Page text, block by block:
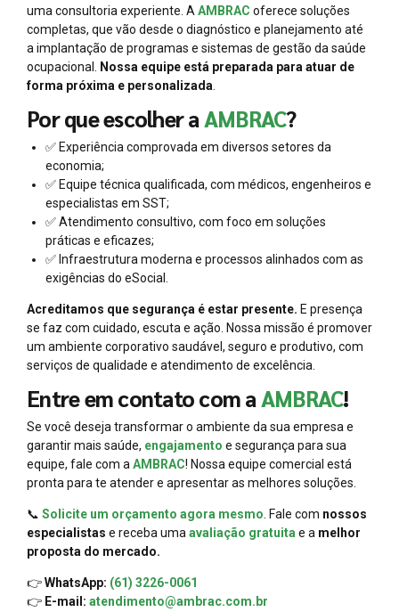
uma consultoria experiente. A AMBRAC oferece soluções
completas, que vão desde o diagnóstico e planejamento até
a implantação de programas e sistemas de gestão da saúde
ocupacional.
Nossa equipe está preparada para atuar de
forma próxima e personalizada
Por que escolher aAMBRAC?
✅ Experiência comprovada em diversos setores da
economia;
✅ Equipe técnica qualificada, com médicos, engenheiros e
especialistas em SST;
✅ Atendimento consultivo, com foco em soluções
práticas e eficazes;
✅ Infraestrutura moderna e processos alinhados com as
exigências do eSocial.
Acreditamos que segurança é estar presente. E presença
se faz com cuidado, escuta e ação. Nossa missão é promover
um ambiente corporativo saudável, seguro e produtivo, com
serviços de qualidade e atendimento de excelência.
Entre em contato com aAMBRAC!
Se você deseja transformar o ambiente da sua empresa e
garantir mais saúde, engajamento e segurança para sua
equipe, fale com a AMBRAC! Nossa equipe comercial está
pronta para te atender e apresentar as melhores soluções.
📞 Solicite um orçamento agora mesmo . Fale com nossos
especialistas e receba uma avaliação gratuita e a melhor
proposta do mercado.
👉WhatsApp: (61) 3226-0061
👉 E-mail: atendimento@ambrac.com.br